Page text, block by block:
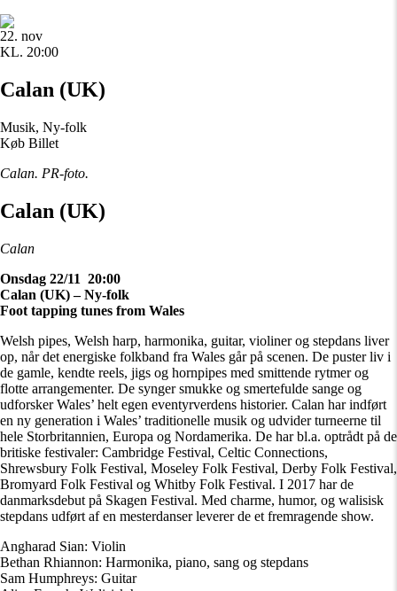
22. nov
KL. 20:00
Calan (UK)
Musik, Ny-folk
Køb Billet
Calan. PR-foto.
Calan (UK)
Calan
Onsdag 22/11 20:00
Calan (UK) – Ny-folk
Foot tapping tunes from Wales
Welsh pipes, Welsh harp, harmonika, guitar, violiner og stepdans liver
op, når det energiske folkband fra Wales går på scenen. De puster liv i
de gamle, kendte reels, jigs og hornpipes med smittende rytmer og
flotte arrangementer. De synger smukke og smertefulde sange og
udforsker Wales’ helt egen eventyrverdens historier. Calan har indført
en ny generation i Wales’ traditionelle musik og udvider turneerne til
hele Storbritannien, Europa og Nordamerika. De har bl.a. optrådt på de
britiske festivaler: Cambridge Festival, Celtic Connections,
Shrewsbury Folk Festival, Moseley Folk Festival, Derby Folk Festival,
Bromyard Folk Festival og Whitby Folk Festival. I 2017 har de
danmarksdebut på Skagen Festival. Med charme, humor, og walisisk
stepdans udført af en mesterdanser leverer de et fremragende show.
Angharad Sian: Violin
Bethan Rhiannon: Harmonika, piano, sang og stepdans
Sam Humphreys: Guitar